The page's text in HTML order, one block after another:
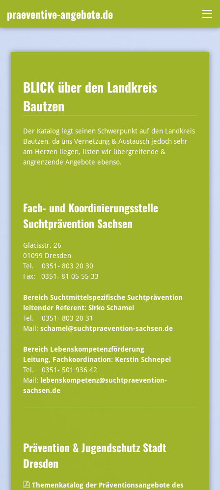
praeventive-angebote.de
BLICK über den Landkreis
Bautzen
Der Katalog legt seinen Schwerpunkt auf den Landkreis
Bautzen, da uns Vernetzung & Austausch jedoch sehr
am Herzen liegen, listen wir übergreifende &
angrenzende Angebote ebenso.
Fach- und Koordinierungsstelle
Suchtprävention Sachsen
Glacisstr. 26
01099 Dresden
Tel. 0351- 803 20 30
Fax: 0351- 81 05 55 33
Bereich Suchtmittelspezifische Suchtprävention
leitender Referent: Sirko Schamel
Tel. 0351- 803 20 31
Mail: schamel@suchtpraevention-sachsen.de
Bereich Lebenskompetenzförderung
Leitung, Fachkoordination: Kerstin Schnepel
Tel. 0351- 501 936 42
Mail: lebenskompetenz@suchtpraevention-
sachsen.de
Prävention & Jugendschutz Stadt
Dresden
Themenkatalog der Präventionsangebote des